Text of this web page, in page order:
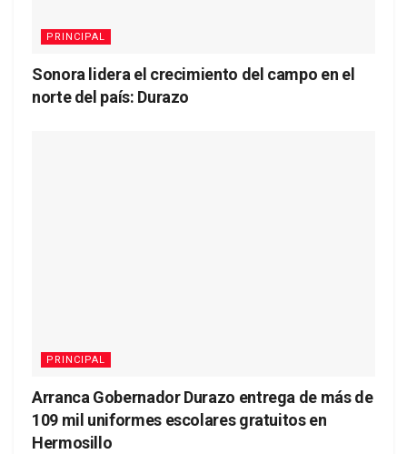
PRINCIPAL
Sonora lidera el crecimiento del campo en el
norte del país: Durazo
PRINCIPAL
Arranca Gobernador Durazo entrega de más de
109 mil uniformes escolares gratuitos en
Hermosillo